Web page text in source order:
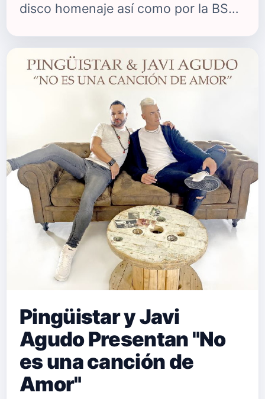
disco homenaje así como por la BSO
te pedí" explica una ruptura
sentimental de una forma diferente a
las habituales y trae consigo un lyric
video en el que aparecen ambos
artistas. Tato Latorre se ha
encargado de la producción y Rafa
Sardina de la mezcla. El disco entero
saldrá a la luz el próximo 16 de
octubre. Puedes seguir a La …
Pingüistar y Javi
Agudo Presentan "No
es una canción de
Amor"